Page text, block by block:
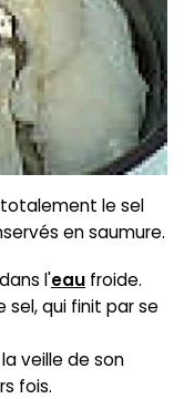
le sel
en saumure.
l'eau froide.
sel, qui finit par se
la veille de son
fois.